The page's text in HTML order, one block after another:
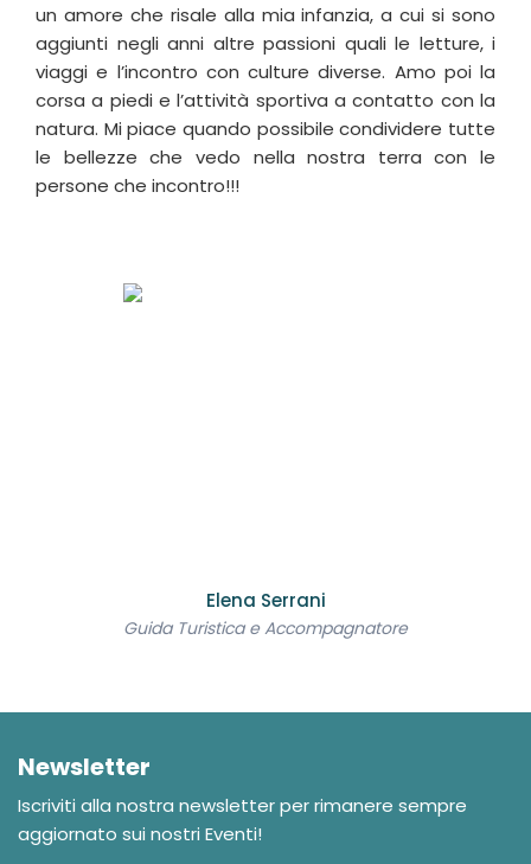
un amore che risale alla mia infanzia, a cui si sono
aggiunti negli anni altre passioni quali le letture, i
viaggi e l’incontro con culture diverse. Amo poi la
corsa a piedi e l’attività sportiva a contatto con la
natura. Mi piace quando possibile condividere tutte
le bellezze che vedo nella nostra terra con le
persone che incontro!!!
Elena Serrani
Guida Turistica e Accompagnatore
Newsletter
Iscriviti alla nostra newsletter per rimanere sempre
aggiornato sui nostri Eventi!